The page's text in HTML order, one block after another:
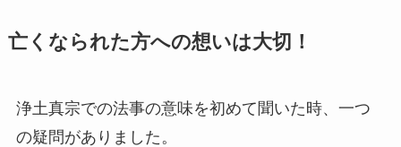
亡くなられた方への想いは大切！
浄土真宗での法事の意味を初めて聞いた時、一つ
の疑問がありました。